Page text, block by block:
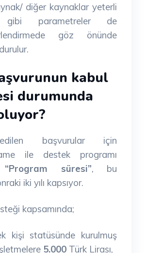
diğer kaynaklar yeterli
parametreler de
göz önünde
kabul
durumunda
başvurular için
ile destek programı
“Program süresi”, bu
iki yılı kapsıyor.
kapsamında;
kişi statüsünde kurulmuş
5.000 Türk Lirası,